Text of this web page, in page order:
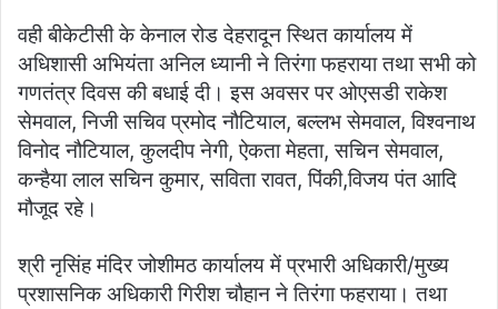
वही बीकेटीसी के केनाल रोड देहरादून स्थित कार्यालय में
अधिशासी अभियंता अनिल ध्यानी ने तिरंगा फहराया तथा सभी को
गणतंत्र दिवस की बधाई दी। इस अवसर पर ओएसडी राकेश
सेमवाल, निजी सचिव प्रमोद नौटियाल, बल्लभ सेमवाल, विश्वनाथ
विनोद नौटियाल, कुलदीप नेगी, ऐकता मेहता, सचिन सेमवाल,
कन्हैया लाल सचिन कुमार, सविता रावत, पिंकी,विजय पंत आदि
मौजूद रहे।
श्री नृसिंह मंदिर जोशीमठ कार्यालय में प्रभारी अधिकारी/मुख्य
प्रशासनिक अधिकारी गिरीश चौहान ने तिरंगा फहराया। तथा